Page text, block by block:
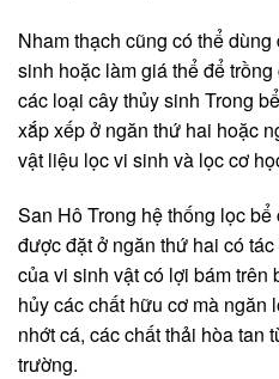
Nham thạch cũng có thể
sinh hoặc làm giá thể để
các loại cây thủy sinh Trong
xắp xếp ở ngăn thứ hai hoặc
vật liệu lọc vi sinh và lọc cơ
San Hô Trong hệ thống lọc
được đặt ở ngăn thứ hai có
của vi sinh vật có lợi bám trên
hủy các chất hữu cơ mà
nhớt cá, các chất thải hòa tan
trường.